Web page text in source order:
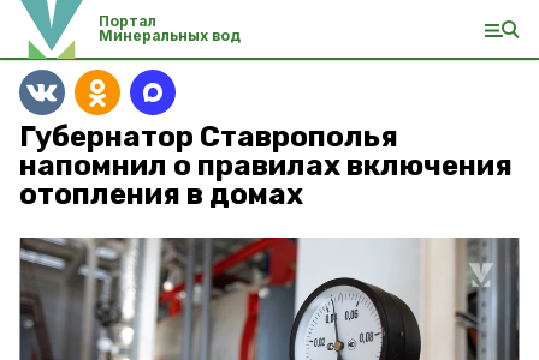
Портал
Минеральных вод
Губернатор Ставрополья
напомнил о правилах включения
отопления в домах